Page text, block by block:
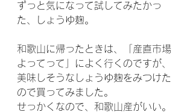
ずっと気になって試してみたかっ
た、しょうゆ麹。
和歌山に帰ったときは、「
産直市場
よってって」によく行くのですが、
美味しそうなしょうゆ麹をみつけた
ので買ってみました。
せっかくなので、和歌山産がいい。